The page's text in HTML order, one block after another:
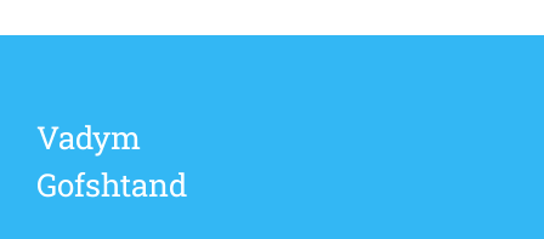
Vadym
Gofshtand